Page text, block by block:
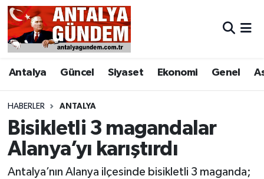
Antalya Güncel Siyaset Ekonomi Genel
HABERLER ANTALYA
Bisikletli 3 magandalar
Alanya’yı karıştırdı
Antalya’nın Alanya ilçesinde bisikletli 3 maganda;
Antalya
Asayiş
Bilim & Teknoloji
Bölge
EĞİTİM
Antalya Nöbetçi Eczaneler
Antalya Hava Durumu
Antalya Namaz Vakitleri
Antalya Trafik Yoğunluk Haritası
Süper Lig Puan Durumu ve Fikstür